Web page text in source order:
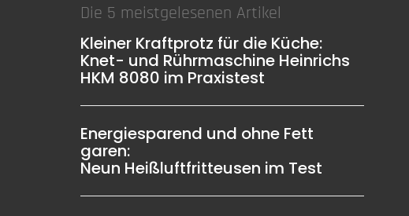
Die 5 meistgelesenen Artikel
Kleiner Kraftprotz für die Küche:
Knet- und Rührmaschine Heinrichs
HKM 8080 im Praxistest
Energiesparend und ohne Fett
garen:
Neun Heißluftfritteusen im Test